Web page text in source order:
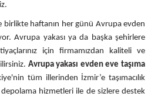
birlikte haftanın her günü Avrupa evden
Avrupa yakası ya da başka şehirlere
için firmamızdan kaliteli ve
Avrupa yakası evden eve taşıma
tüm illerinden İzmir’e taşımacılık
hizmetleri ile de sizlere destek